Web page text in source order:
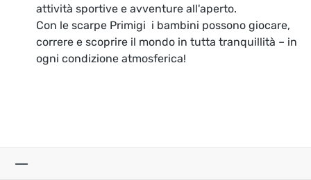
attività sportive e avventure all'aperto.
Con le scarpe Primigi i bambini possono giocare,
correre e scoprire il mondo in tutta tranquillità – in
ogni condizione atmosferica!